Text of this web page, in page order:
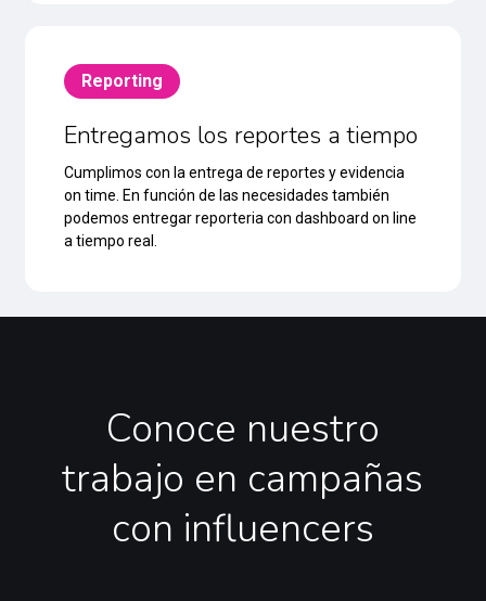
Reporting
Entregamos los reportes a tiempo
Cumplimos con la entrega de reportes y evidencia
on time. En función de las necesidades también
podemos entregar reporteria con dashboard on line
a tiempo real.
Conoce nuestro
trabajo en campañas
con influencers